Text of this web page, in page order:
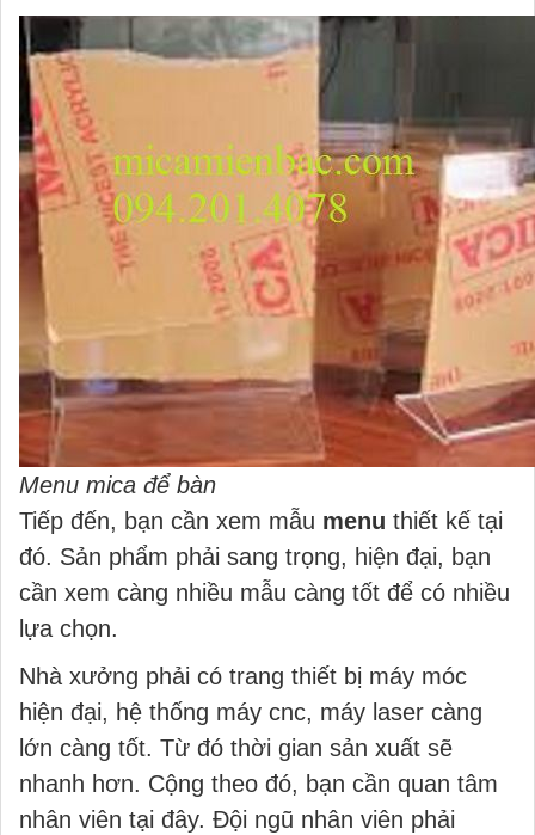
Menu mica để bàn
Tiếp đến, bạn cần xem mẫu menu thiết kế tại
đó. Sản phẩm phải sang trọng, hiện đại, bạn
cần xem càng nhiều mẫu càng tốt để có nhiều
lựa chọn.
Nhà xưởng phải có trang thiết bị máy móc
hiện đại, hệ thống máy cnc, máy laser càng
lớn càng tốt. Từ đó thời gian sản xuất sẽ
nhanh hơn. Cộng theo đó, bạn cần quan tâm
nhân viên tại đây. Đội ngũ nhân viên phải